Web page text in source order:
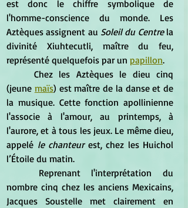
est donc le chiffre symbolique de
l'homme-conscience du monde. Les
Aztèques assignent au Soleil du Centre la
divinité Xiuhtecutli, maître du feu,
représenté quelquefois par un papillon.
(jeune maïs) est maître de la danse et de
la musique. Cette fonction apollinienne
l'associe à l'amour, au printemps, à
l'aurore, et à tous les jeux. Le même dieu,
appelé le chanteur est, chez les Huichol
l’Étoile du matin.
nombre cinq chez les anciens Mexicains,
Jacques Soustelle met clairement en